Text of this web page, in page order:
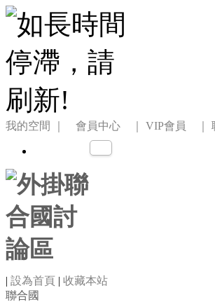
我的空間 ｜ 會員中心 ｜ VIP會員 ｜
| 設為首頁 | 收藏本站
聯合國